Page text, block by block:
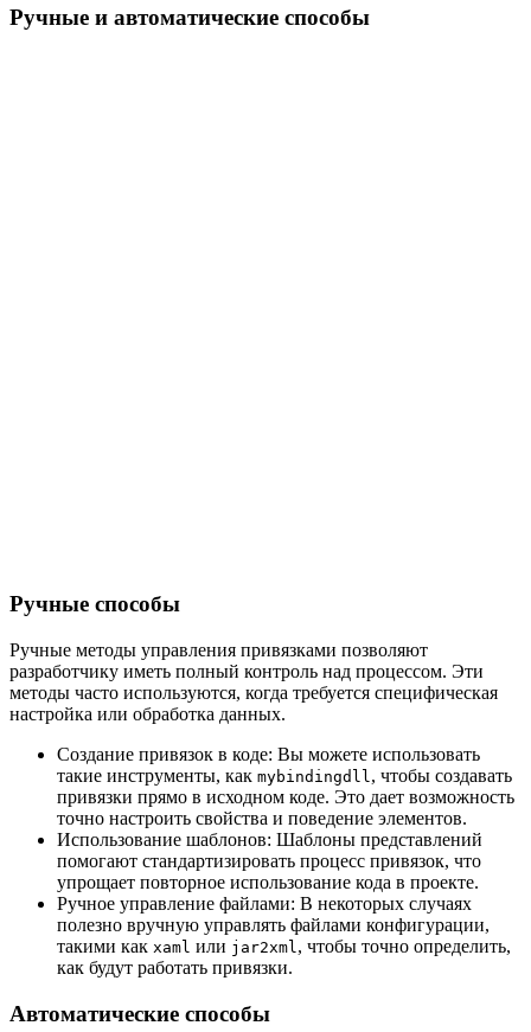
Ручные и автоматические способы
Ручные способы
Ручные методы управления привязками позволяют
разработчику иметь полный контроль над процессом. Эти
методы часто используются, когда требуется специфическая
настройка или обработка данных.
Создание привязок в коде: Вы можете использовать
такие инструменты, как mybindingdll, чтобы создавать
привязки прямо в исходном коде. Это дает возможность
точно настроить свойства и поведение элементов.
Использование шаблонов: Шаблоны представлений
помогают стандартизировать процесс привязок, что
упрощает повторное использование кода в проекте.
Ручное управление файлами: В некоторых случаях
полезно вручную управлять файлами конфигурации,
такими как xaml или jar2xml, чтобы точно определить,
как будут работать привязки.
Автоматические способы